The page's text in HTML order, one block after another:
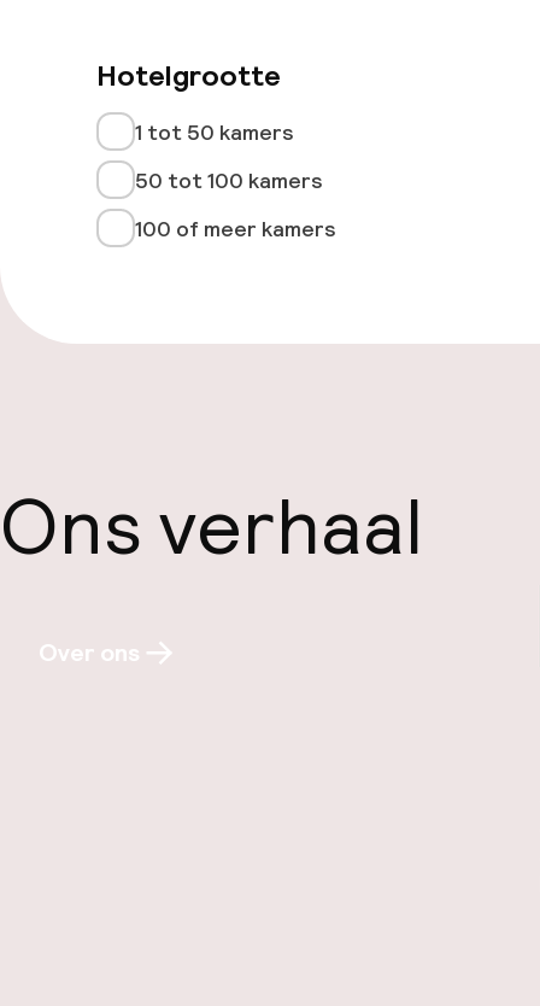
Hotelgrootte
1 tot 50 kamers
50 tot 100 kamers
100 of meer kamers
Ons verhaal
Over ons